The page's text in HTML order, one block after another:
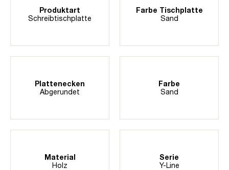
Produktart
Schreibtischplatte
Farbe Tischplatte
Sand
Plattenecken
Abgerundet
Farbe
Sand
Material
Holz
Serie
Y-Line